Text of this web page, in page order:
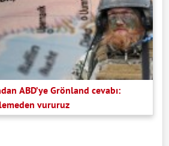
ABD’ye Grönland cevabı:
vururuz